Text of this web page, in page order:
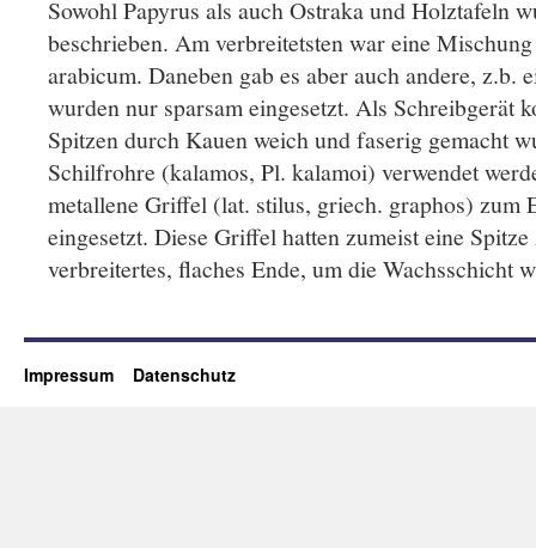
Sowohl Papyrus als auch Ostraka und Holztafeln
beschrieben. Am verbreitetsten war eine
arabicum. Daneben gab es aber auch andere, z.b.
wurden nur sparsam eingesetzt. Als Schreibgerät
Spitzen durch Kauen weich und faserig gemacht
Schilfrohre (kalamos, Pl. kalamoi) verwendet
metallene Griffel (lat. stilus, griech. graphos) zum
eingesetzt. Diese Griffel hatten zumeist eine
verbreitertes, flaches Ende, um die Wachsschicht
Impressum Datenschutz